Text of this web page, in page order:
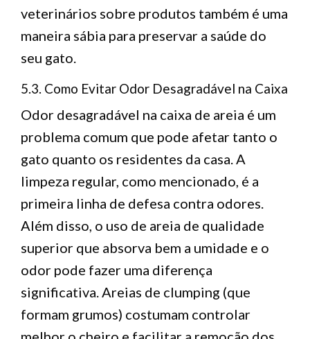
veterinários sobre produtos também é uma
maneira sábia para preservar a saúde do
seu gato.
5.3. Como Evitar Odor Desagradável na Caixa
Odor desagradável na caixa de areia é um
problema comum que pode afetar tanto o
gato quanto os residentes da casa. A
limpeza regular, como mencionado, é a
primeira linha de defesa contra odores.
Além disso, o uso de areia de qualidade
superior que absorva bem a umidade e o
odor pode fazer uma diferença
significativa. Areias de clumping (que
formam grumos) costumam controlar